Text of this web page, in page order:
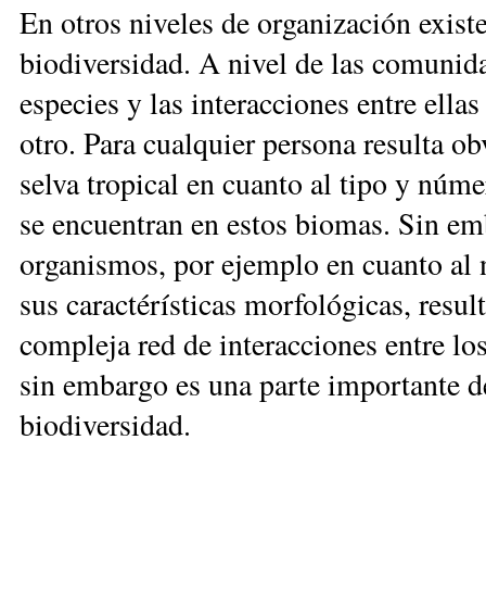
En otros niveles de organización
biodiversidad. A nivel de las
especies y las interacciones entre
otro. Para cualquier persona resulta
selva tropical en cuanto al tipo y
se encuentran en estos biomas. Sin
organismos, por ejemplo en cuanto
sus caractérísticas morfológicas,
compleja red de interacciones entre
sin embargo es una parte importante
biodiversidad.